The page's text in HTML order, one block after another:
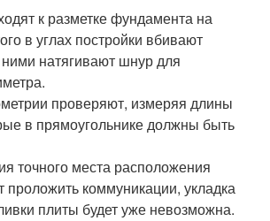
к разметке фундамента на
в углах постройки вбивают
натягивают шнур для
проверяют, измеряя длины
в прямоугольнике должны быть
точного места расположения
проложить коммуникации, укладка
плиты будет уже невозможна.